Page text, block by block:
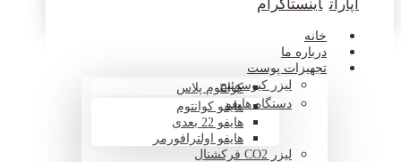
آپارات اینستاگرام
خانه
درباره ما
تجهیزات پوست
لیزر کیوسوئیچکوانتوم پلاس
دستگاه هایفوهایفو کوانتوم
هایفو 22 بعدی
هایفو اولترافورمر
لیزر CO2 فرکشنال